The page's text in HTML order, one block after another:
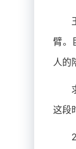
臂。
人的
这段